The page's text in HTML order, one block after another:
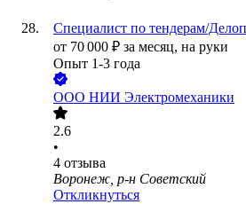
Специалист по тендерам/
от 70 000 ₽ за месяц, на руки
Опыт 1-3 года
ООО НИИ Электромеханики
2.6
•
4 отзыва
Воронеж, р-н Советский
Откликнуться